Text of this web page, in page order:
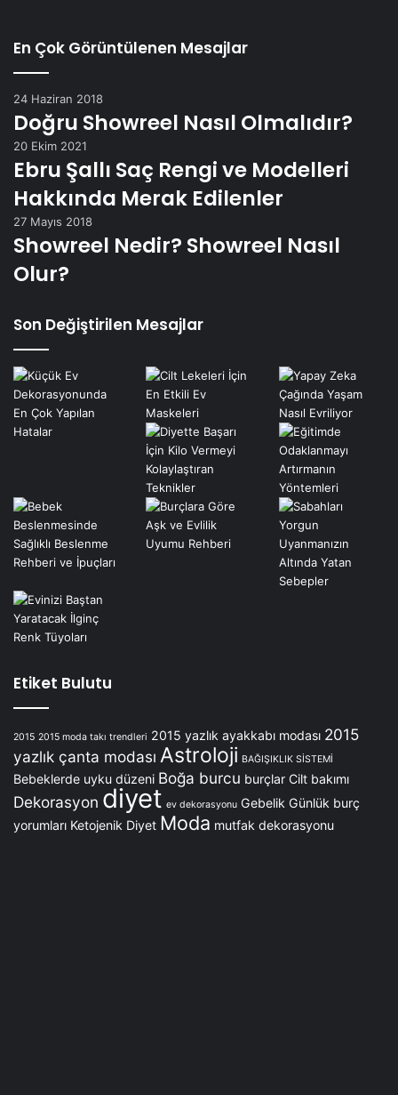
En Çok Görüntülenen Mesajlar
24 Haziran 2018
Doğru Showreel Nasıl Olmalıdır?
20 Ekim 2021
Ebru Şallı Saç Rengi ve Modelleri
Hakkında Merak Edilenler
27 Mayıs 2018
Showreel Nedir? Showreel Nasıl
Olur?
Son Değiştirilen Mesajlar
Etiket Bulutu
2015 2015 moda takı trendleri 2015 yazlık ayakkabı modası 2015
yazlık çanta modası Astroloji BAĞIŞIKLIK SİSTEMİ
Bebeklerde uyku düzeni Boğa burcu burçlar Cilt bakımı
Dekorasyon diyet ev dekorasyonu Gebelik Günlük burç
yorumları Ketojenik Diyet Moda mutfak dekorasyonu